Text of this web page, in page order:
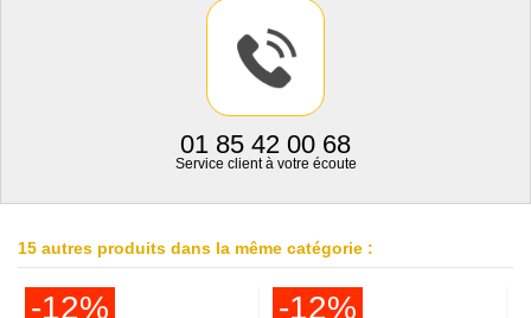
01 85 42 00 68
Service client à votre écoute
15 autres produits dans la même catégorie :
-12% -12%